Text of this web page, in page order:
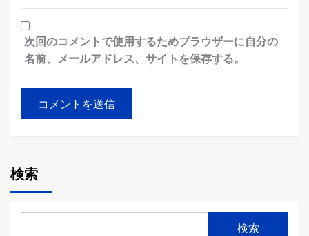
次回のコメントで使用するためブラウザーに自分の
名前、メールアドレス、サイトを保存する。
検索
検索